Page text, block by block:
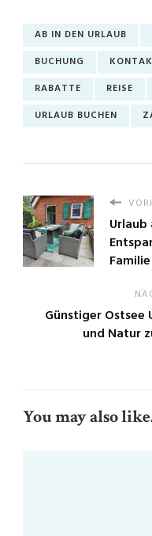
AB IN DEN URLAUB
BUCHUNG
RABATTE
REISE
URLAUB BUCHEN
Familie
Günstiger Ostsee
und Natur
You may also